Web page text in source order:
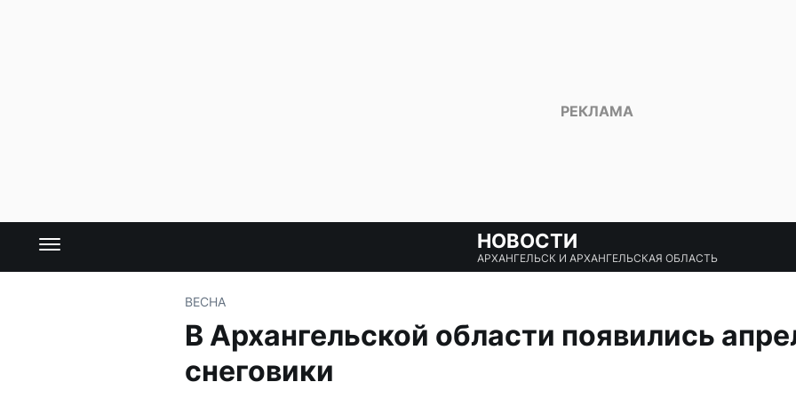
НОВОСТИ
АРХАНГЕЛЬСК И АРХАНГЕЛЬСКАЯ ОБЛАСТЬ
ВЕСНА
В Архангельской области появились
снеговики